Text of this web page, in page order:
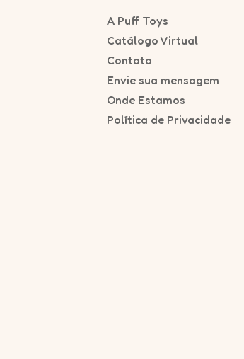
A Puff Toys
Catálogo Virtual
Contato
Envie sua mensagem
Onde Estamos
Política de Privacidade